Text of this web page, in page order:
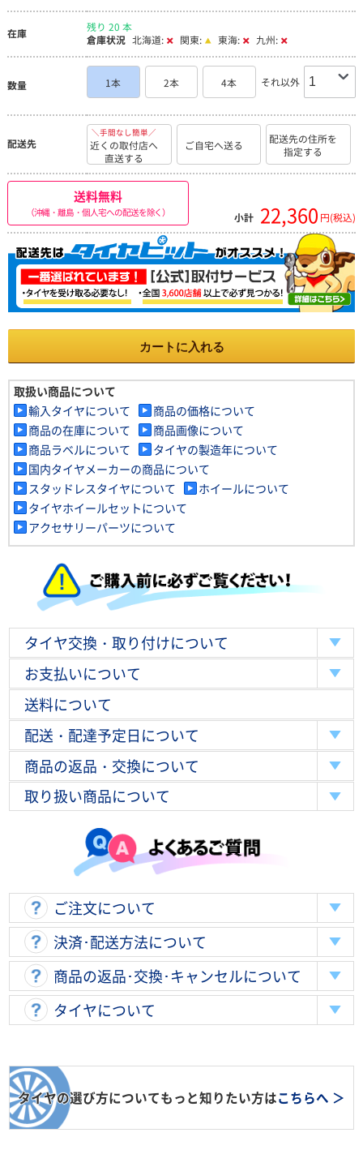
在庫
残り 20 本
倉庫状況 北海道: 関東: 東海: 九州:
数量 1本 2本 4本 それ以外
配送先
＼手間なし簡単／
近くの取付店へ
直送する
ご自宅へ送る
配送先の住所を
指定する
送料無料
（沖縄・離島・個人宅への配送を除く） 小計 22,360 円(税込)
カートに入れる
取扱い商品について
輸入タイヤについて
商品の価格について
商品の在庫について
商品画像について
商品ラベルについて
タイヤの製造年について
国内タイヤメーカーの商品について
スタッドレスタイヤについて
ホイールについて
タイヤホイールセットについて
アクセサリーパーツについて
タイヤ交換・取り付けについて
お支払いについて
送料について
配送・配達予定日について
商品の返品・交換について
取り扱い商品について
ご注文について
決済･配送方法について
商品の返品･交換･キャンセルについて
タイヤについて
タイヤの選び方についてもっと知りたい方はこちらへ ＞